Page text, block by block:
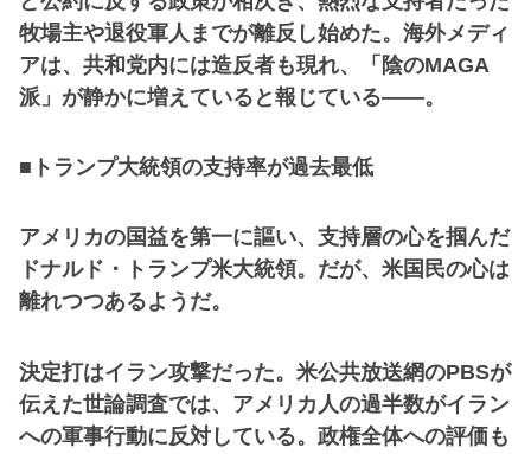
牧場主や退役軍人までが離反し始めた。海外メディ
アは、共和党内には造反者も現れ、「陰のMAGA
派」が静かに増えていると報じている――。
■トランプ大統領の支持率が過去最低
アメリカの国益を第一に謳い、支持層の心を掴んだ
ドナルド・トランプ米大統領。だが、米国民の心は
離れつつあるようだ。
決定打はイラン攻撃だった。米公共放送網のPBSが
伝えた世論調査では、アメリカ人の過半数がイラン
への軍事行動に反対している。政権全体への評価も